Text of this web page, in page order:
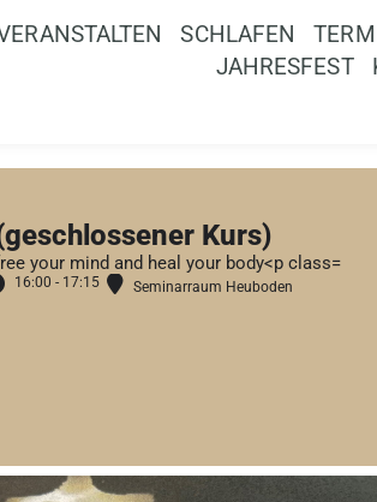
SCHLAFEN
JAHRESFEST
Kurs)
your mind and heal your body<p class=
16:00 - 17:15 Seminarraum Heuboden